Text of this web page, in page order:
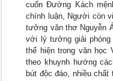
cuốn Đường Kách
chính luận, Người còn
tưởng văn thơ Nguyễn
với lý tưởng giải
thể hiện trong văn
theo khuynh hướng
bút độc đáo, nhiều